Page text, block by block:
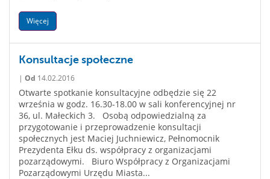
Więcej
Konsultacje społeczne
| Od 14.02.2016
Otwarte spotkanie konsultacyjne odbędzie się 22
września w godz. 16.30-18.00 w sali konferencyjnej nr
36, ul. Małeckich 3. Osobą odpowiedzialną za
przygotowanie i przeprowadzenie konsultacji
społecznych jest Maciej Juchniewicz, Pełnomocnik
Prezydenta Ełku ds. współpracy z organizacjami
pozarządowymi. Biuro Współpracy z Organizacjami
Pozarządowymi Urzędu Miasta...